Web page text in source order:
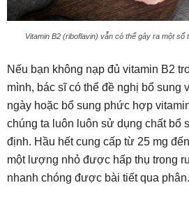
Vitamin B2 (riboflavin) vẫn có thể gây ra một số
Nếu bạn không nạp đủ vitamin B2
mình, bác sĩ có thể đề nghị bổ sung
ngày hoặc bổ sung phức hợp
chúng ta luôn luôn sử dụng chất bổ
định. Hầu hết cung cấp từ 25 mg
một lượng nhỏ được hấp thụ trong
nhanh chóng được bài tiết qua phân.